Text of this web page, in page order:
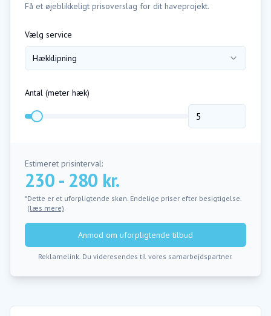
Få et øjeblikkeligt prisoverslag for dit haveprojekt.
Vælg service
Hækklipning
Antal (meter hæk)
Estimeret prisinterval:
230 - 280 kr.
*Dette er et uforpligtende skøn. Endelige priser efter besigtigelse.
(læs mere)
Anmod om uforpligtende tilbud
Reklamelink. Du videresendes til vores samarbejdspartner.